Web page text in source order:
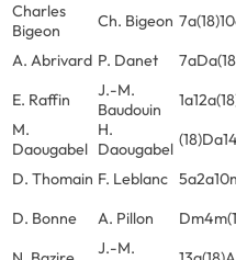
Charles
Bigeon
Ch. Bigeon
A. Abrivard P. Danet
E. Raffin
J.-M.
Baudouin
M.
Daougabel
H.
Daougabel
D. Thomain F. Leblanc
D. Bonne A. Pillon
J.-M.